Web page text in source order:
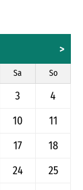
>
Sa So
3
4
10
11
17
18
24
25